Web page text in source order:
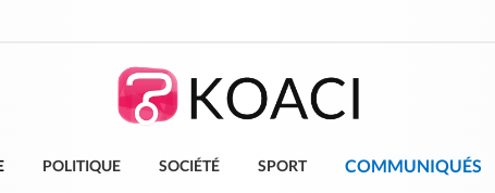
POLITIQUE SOCIÉTÉ SPORT COMMUNIQUÉS